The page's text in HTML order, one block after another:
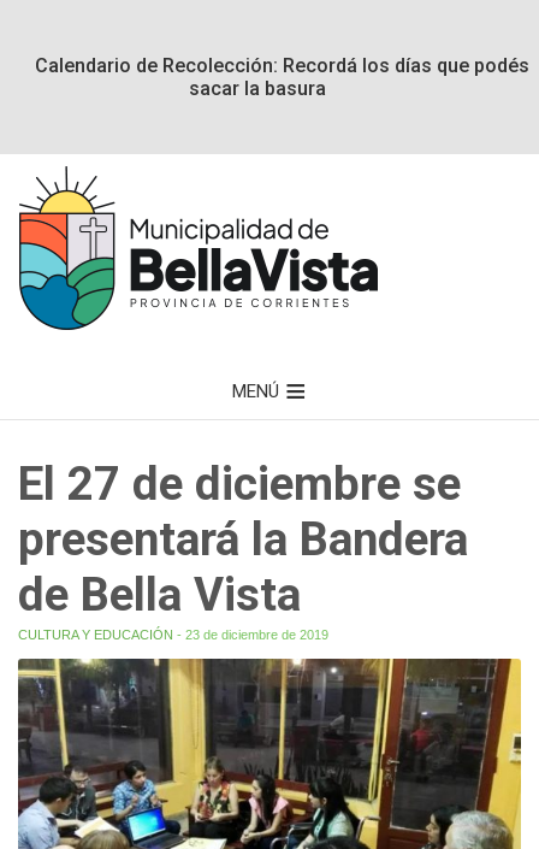
Calendario de Recolección: Recordá los días que podés
sacar la basura
MENÚ
El 27 de diciembre se
presentará la Bandera
de Bella Vista
CULTURA Y EDUCACIÓN - 23 de diciembre de 2019